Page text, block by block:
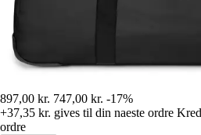
897,00 kr. 747,00 kr. -17%
+37,35 kr. gives til din naeste ordre
ordre